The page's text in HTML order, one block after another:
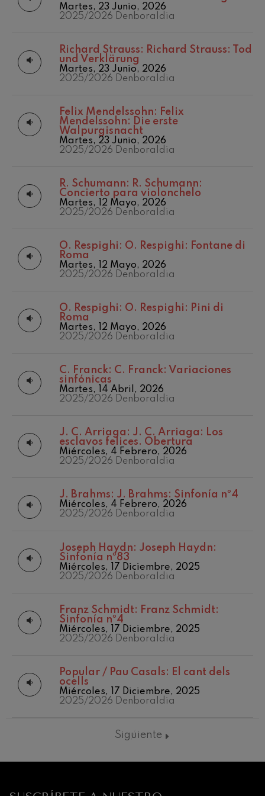
Otras actividades
2021/2022
Denboraldia
Denboraldia
2023/2024
Denboraldia
2024/2025
2025/2026
Denboraldia
Temporada
2015/2016
Temporada
Temporada
2017/2018
Temporada
2018/2019
Temporada
2019/2020
Temporada
2020/2021
2021/2022
Temporada
Temporada
2023/2024
Temporada abono
2019-2020
2020/2021
Martes, 23 Junio, 2026
2025/2026 Denboraldia
Richard Strauss: Richard Strauss: Tod
und Verklärung
Martes, 23 Junio, 2026
2025/2026 Denboraldia
Felix Mendelssohn: Felix
Mendelssohn: Die erste
Walpurgisnacht
Martes, 23 Junio, 2026
2025/2026 Denboraldia
R. Schumann: R. Schumann:
Concierto para violonchelo
Martes, 12 Mayo, 2026
2025/2026 Denboraldia
O. Respighi: O. Respighi: Fontane di
Roma
Martes, 12 Mayo, 2026
2025/2026 Denboraldia
O. Respighi: O. Respighi: Pini di
Roma
Martes, 12 Mayo, 2026
2025/2026 Denboraldia
C. Franck: C. Franck: Variaciones
sinfónicas
Martes, 14 Abril, 2026
2025/2026 Denboraldia
J. C. Arriaga: J. C. Arriaga: Los
esclavos felices. Obertura
Miércoles, 4 Febrero, 2026
2025/2026 Denboraldia
J. Brahms: J. Brahms: Sinfonía nº4
Miércoles, 4 Febrero, 2026
2025/2026 Denboraldia
Joseph Haydn: Joseph Haydn:
Sinfonía nº83
Miércoles, 17 Diciembre, 2025
2025/2026 Denboraldia
Franz Schmidt: Franz Schmidt:
Sinfonía nº4
Miércoles, 17 Diciembre, 2025
2025/2026 Denboraldia
Popular / Pau Casals: El cant dels
ocells
Miércoles, 17 Diciembre, 2025
2025/2026 Denboraldia
Siguiente
12
J. C. Arriaga: Los esclavos
felices. Obertura
J. C. Arriaga
Joseph Haydn
El cant dels ocells
Popular / Pau Casals
Franz Schubert: Canción
nocturna en el bosque
Franz Schubert
Johannes Brahms: Sinfonía
nº2
Antonin Dvorak
Johannes Brahms: Concierto
para piano nº1
Johannes Brahms
Ludwig van Beethoven
Wolfgang Amadeus Mozart:
Concierto para violín nº5
Wolfgang Amadeus Mozart
Max Bruch
para violín
Robert Schumann
Gabriel Fauré
Franz Schubert: Sinfonía nº9,
'La grande'
Franz Schubert
Wolfgang Amadeus Mozart